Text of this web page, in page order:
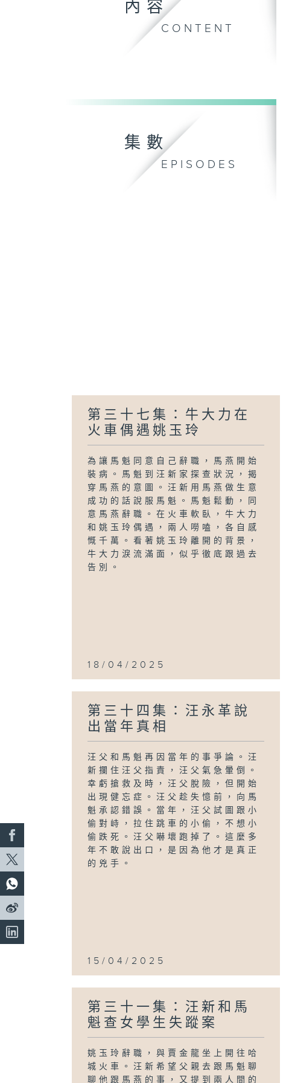
內容
CONTENT
集數
EPISODES
第三十七集：牛大力在
火車偶遇姚玉玲
為讓馬魁同意自己辭職，馬燕開始
裝病。馬魁到汪新家探查狀況，揭
穿馬燕的意圖。汪新用馬燕做生意
成功的話說服馬魁。馬魁鬆動，同
意馬燕辭職。在火車軟臥，牛大力
和姚玉玲偶遇，兩人嘮嗑，各自感
慨千萬。看著姚玉玲離開的背景，
牛大力淚流滿面，似乎徹底跟過去
告別。
18/04/2025
第三十四集：汪永革說
出當年真相
汪父和馬魁再因當年的事爭論。汪
新攔住汪父指責，汪父氣急暈倒。
幸虧搶救及時，汪父脫險，但開始
出現健忘症。汪父趁失憶前，向馬
魁承認錯誤。當年，汪父試圖跟小
偷對峙，拉住跳車的小偷，不想小
偷跌死。汪父嚇壞跑掉了。這麼多
年不敢說出口，是因為他才是真正
的兇手。
15/04/2025
第三十一集：汪新和馬
魁查女學生失蹤案
姚玉玲辭職，與賈金龍坐上開往哈
城火車。汪新希望父親去跟馬魁聊
聊他跟馬燕的事，又提到兩人間的